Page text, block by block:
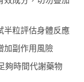
半粒評估身體反應
加副作用風險
夠時間代謝藥物